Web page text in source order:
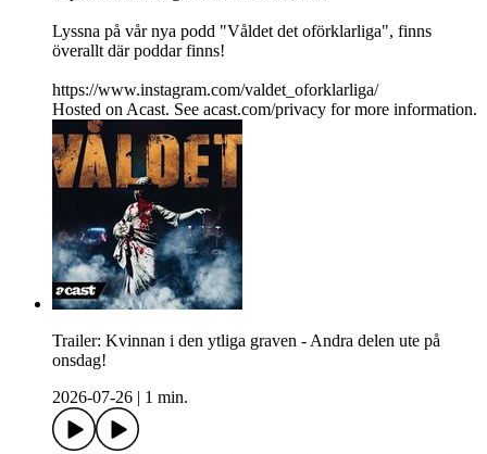
Lyssna på vår nya podd "Våldet det oförklarliga", finns
överallt där poddar finns!
https://www.instagram.com/valdet_oforklarliga/
Hosted on Acast. See acast.com/privacy for more information.
Trailer: Kvinnan i den ytliga graven - Andra delen ute på
onsdag!
2026-07-26
1 min.